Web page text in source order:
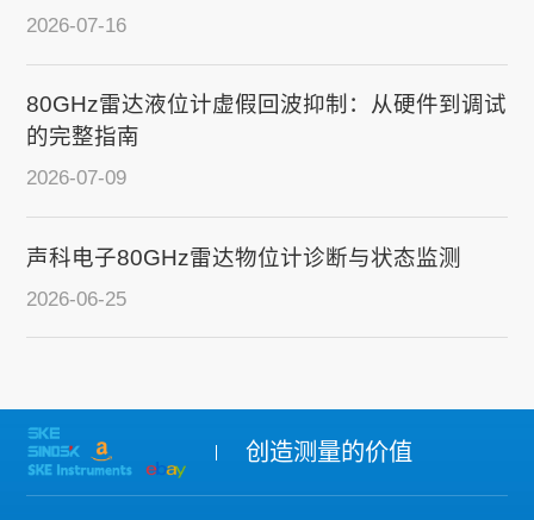
2026-07-16
80GHz雷达液位计虚假回波抑制：从硬件到调试
的完整指南
2026-07-09
声科电子80GHz雷达物位计诊断与状态监测
2026-06-25
创造测量的价值